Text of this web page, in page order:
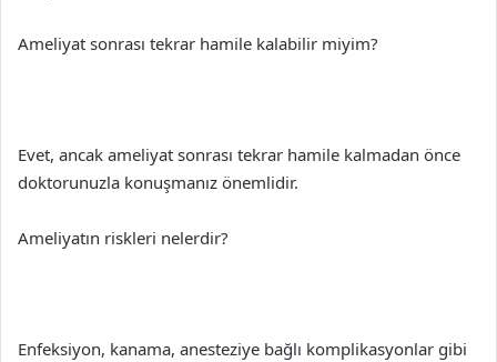
Ameliyat sonrası tekrar hamile kalabilir miyim?
Evet, ancak ameliyat sonrası tekrar hamile kalmadan önce
doktorunuzla konuşmanız önemlidir.
Ameliyatın riskleri nelerdir?
Enfeksiyon, kanama, anesteziye bağlı komplikasyonlar gibi